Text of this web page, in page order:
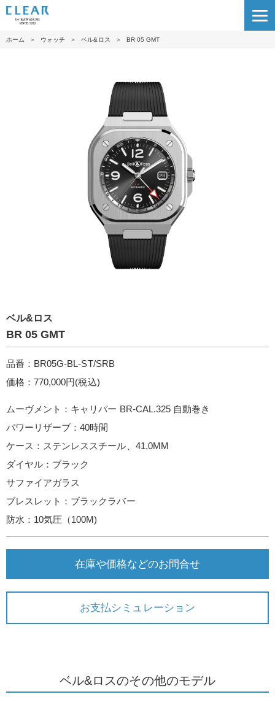
ホーム ＞ ウォッチ ＞ ベル&ロス ＞ BR 05 GMT
ベル&ロス
BR 05 GMT
品番：BR05G-BL-ST/SRB
価格：770,000円(税込)
ムーヴメント：キャリバー BR-CAL.325 自動巻き
パワーリザーブ：40時間
ケース：ステンレススチール、41.0MM
ダイヤル：ブラック
サファイアガラス
ブレスレット：ブラックラバー
防水：10気圧（100M)
在庫や価格などのお問合せ
お支払シミュレーション
ベル&ロスのその他のモデル